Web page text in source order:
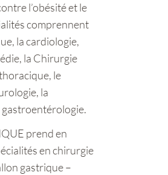
l’obésité et le
comprennent
la cardiologie,
la Chirurgie
le
la
prend en
en chirurgie
gastrique –